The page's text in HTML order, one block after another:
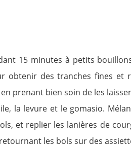
15 minutes à petits
obtenir des tranches fines
prenant bien soin de les
la levure et le gomasio.
et replier les lanières de
les bols sur des